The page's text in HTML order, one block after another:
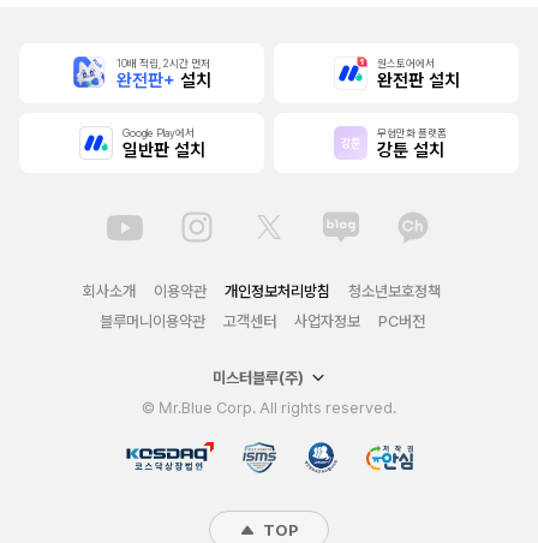
10배 적립, 2시간 먼저
완전판+ 설치
원스토어에서
완전판 설치
Google Play에서
일반판 설치
무협만화 플랫폼
강툰 설치
회사소개 이용약관 개인정보처리방침
청소년보호정책
블루머니이용약관
고객센터 사업자정보 PC버전
미스터블루(주)
© Mr.Blue Corp. All rights reserved.
TOP